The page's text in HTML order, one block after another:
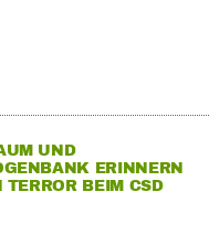
UND
ERINNERN
BEIM CSD